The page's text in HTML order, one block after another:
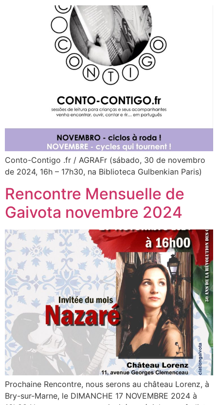
Conto-Contigo .fr / AGRAFr (sábado, 30 de novembro
de 2024, 16h – 17h30, na Biblioteca Gulbenkian Paris)
Rencontre Mensuelle de
Gaivota novembre 2024
Prochaine Rencontre, nous serons au château Lorenz, à
Bry-sur-Marne, le DIMANCHE 17 NOVEMBRE 2024 à